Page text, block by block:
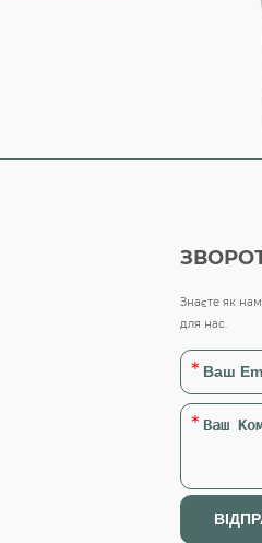
Знаєте як
для нас.